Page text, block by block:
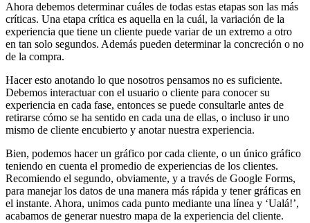
Ahora debemos determinar cuáles de todas estas etapas son las más
críticas. Una etapa crítica es aquella en la cuál, la variación de la
experiencia que tiene un cliente puede variar de un extremo a otro
en tan solo segundos. Además pueden determinar la concreción o no
de la compra.
Hacer esto anotando lo que nosotros pensamos no es suficiente.
Debemos interactuar con el usuario o cliente para conocer su
experiencia en cada fase, entonces se puede consultarle antes de
retirarse cómo se ha sentido en cada una de ellas, o incluso ir uno
mismo de cliente encubierto y anotar nuestra experiencia.
Bien, podemos hacer un gráfico por cada cliente, o un único gráfico
teniendo en cuenta el promedio de experiencias de los clientes.
Recomiendo el segundo, obviamente, y a través de Google Forms,
para manejar los datos de una manera más rápida y tener gráficas en
el instante. Ahora, unimos cada punto mediante una línea y ‘Ualá!’,
acabamos de generar nuestro mapa de la experiencia del cliente.